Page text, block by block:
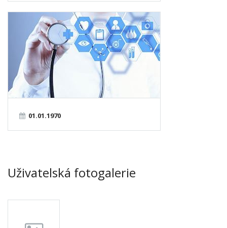
01.01.1970
Uživatelská fotogalerie